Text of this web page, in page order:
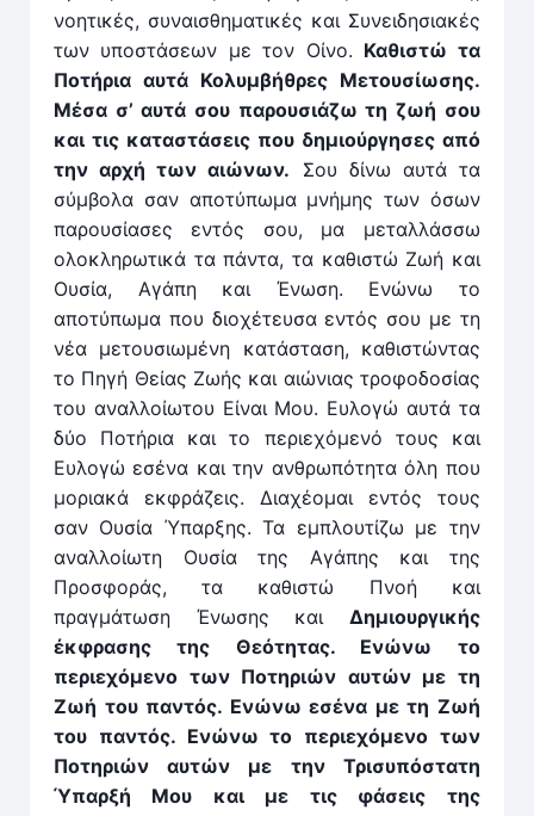
νοητικές, συναισθηματικές και Συνειδησιακές
των υποστάσεων με τον Οίνο. Καθιστώ τα
Ποτήρια αυτά Κολυμβήθρες Μετουσίωσης.
Μέσα σ’ αυτά σου παρουσιάζω τη ζωή σου
και τις καταστάσεις που δημιούργησες από
την αρχή των αιώνων. Σου δίνω αυτά τα
σύμβολα σαν αποτύπωμα μνήμης των όσων
παρουσίασες εντός σου, μα μεταλλάσσω
ολοκληρωτικά τα πάντα, τα καθιστώ Ζωή και
Ουσία, Αγάπη και Ένωση. Ενώνω το
αποτύπωμα που διοχέτευσα εντός σου με τη
νέα μετουσιωμένη κατάσταση, καθιστώντας
το Πηγή Θείας Ζωής και αιώνιας τροφοδοσίας
του αναλλοίωτου Είναι Μου. Ευλογώ αυτά τα
δύο Ποτήρια και το περιεχόμενό τους και
Ευλογώ εσένα και την ανθρωπότητα όλη που
μοριακά εκφράζεις. Διαχέομαι εντός τους
σαν Ουσία Ύπαρξης. Τα εμπλουτίζω με την
αναλλοίωτη Ουσία της Αγάπης και της
Προσφοράς, τα καθιστώ Πνοή και
πραγμάτωση Ένωσης και Δημιουργικής
έκφρασης της Θεότητας. Ενώνω το
περιεχόμενο των Ποτηριών αυτών με τη
Ζωή του παντός. Ενώνω εσένα με τη Ζωή
του παντός. Ενώνω το περιεχόμενο των
Ποτηριών αυτών με την Τρισυπόστατη
Ύπαρξή Μου και με τις φάσεις της